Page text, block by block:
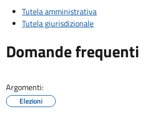
Tutela amministrativa
Tutela giurisdizionale
Domande frequenti
Argomenti:
Elezioni